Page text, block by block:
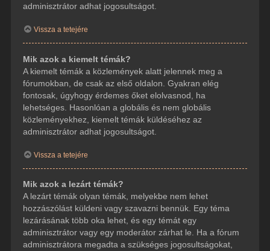
adminisztrátor adhat jogosultságot.
Vissza a tetejére
Mik azok a kiemelt témák?
A kiemelt témák a közlemények alatt jelennek meg a
fórumokban, de csak az első oldalon. Gyakran elég
fontosak, úgyhogy érdemes őket elolvasnod, ha
lehetséges. Hasonlóan a globális és nem globális
közleményekhez, kiemelt témák küldéséhez az
adminisztrátor adhat jogosultságot.
Vissza a tetejére
Mik azok a lezárt témák?
A lezárt témák olyan témák, melyekbe nem lehet
hozzászólást küldeni vagy szavazni bennük. Egy téma
lezárásának több oka lehet, és egy témát egy
adminisztrátor vagy egy moderátor zárhat le. Ha a fórum
adminisztrátora megadta a szükséges jogosultságokat,